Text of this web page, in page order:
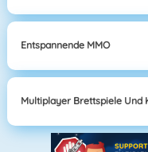
Entspannende MMO
Multiplayer Brettspiele Und